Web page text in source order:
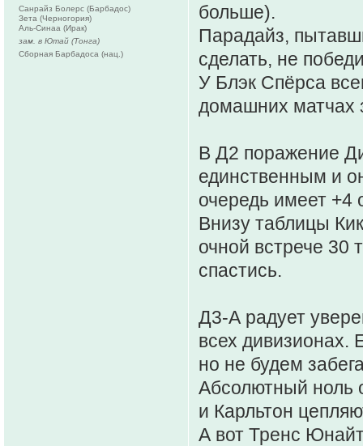
больше).
Парадайз,
сделать, не
У Блэк Спёрса
домашних матчах
В Д2 поражение
единственным и
очередь имеет +4
Внизу таблицы
очной встрече 30
спастись.
Д3-А радует
всех дивизионах.
но не будем
Абсолютный ноль
и Карльтон
А вот Тренс
Санрайз Болерс (Барбадос)
Зета (Черногория)
Аль-Синаа (Ирак)
зам. в Ютай (Тонга)
Сборная Барбадоса (нац.)